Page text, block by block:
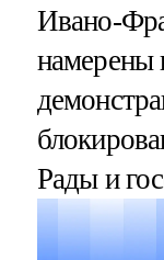
Ивано-
намерены
Рады и